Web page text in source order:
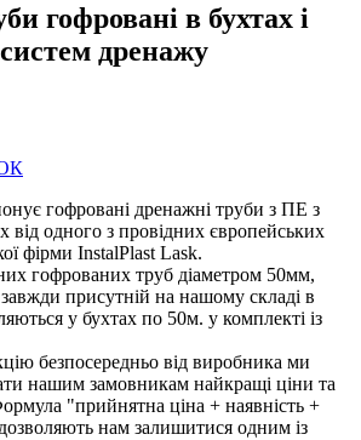
гофровані в бухтах і
дренажу
гофровані дренажні труби з ПЕ з
від одного з провідних європейських
фірми InstalPlast Lask.
гофрованих труб діаметром 50мм,
присутній на нашому складі в
у бухтах по 50м. у комплекті із
безпосередньо від виробника ми
нашим замовникам найкращі ціни та
"прийнятна ціна + наявність +
нам залишитися одним із